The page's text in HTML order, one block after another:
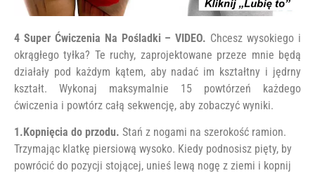
4 Super Ćwiczenia Na Pośladki – VIDEO. Chcesz wysokiego i
okrągłego tyłka? Te ruchy, zaprojektowane przeze mnie będą
działały pod każdym kątem, aby nadać im kształtny i jędrny
kształt. Wykonaj maksymalnie 15 powtórzeń każdego
ćwiczenia i powtórz całą sekwencję, aby zobaczyć wyniki.
1.Kopnięcia do przodu. Stań z nogami na szerokość ramion.
Trzymając klatkę piersiową wysoko. Kiedy podnosisz pięty, by
powrócić do pozycji stojącej, unieś lewą nogę z ziemi i kopnij